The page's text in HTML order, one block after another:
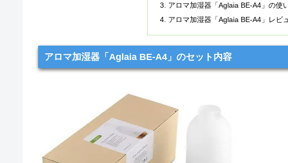
アロマ加湿器「Aglaia BE-A4」の使
アロマ加湿器「Aglaia BE-A4」レビ
アロマ加湿器「Aglaia BE-A4」のセット内容